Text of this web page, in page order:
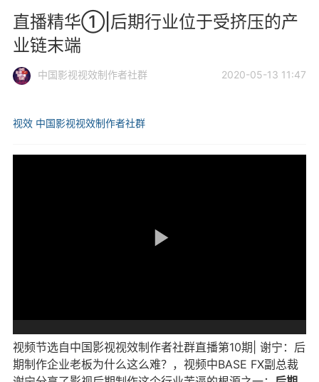
直播精华①|后期行业位于受挤压的产
业链末端
中国影视视效制作者社群 2020-05-13 11:47
视效 中国影视视效制作者社群
视频节选自中国影视视效制作者社群直播第10期| 谢宁：后
期制作企业老板为什么这么难？，视频中BASE FX副总裁